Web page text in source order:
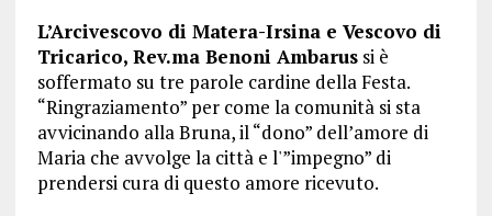
L’Arcivescovo di Matera-Irsina e Vescovo di
Tricarico, Rev.ma Benoni Ambarussi è
soffermato su tre parole cardine della Festa.
“Ringraziamento” per come la comunità si sta
avvicinando alla Bruna, il “dono” dell’amore di
Maria che avvolge la città e l'”impegno” di
prendersi cura di questo amore ricevuto.